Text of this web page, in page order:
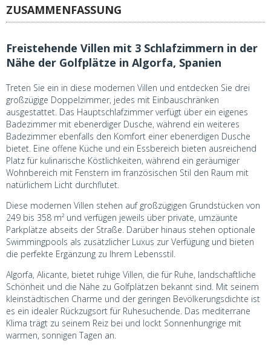
ZUSAMMENFASSUNG
Freistehende Villen mit 3 Schlafzimmern in der
Nähe der Golfplätze in Algorfa, Spanien
Treten Sie ein in diese modernen Villen und entdecken Sie drei
großzügige Doppelzimmer, jedes mit Einbauschränken
ausgestattet. Das Hauptschlafzimmer verfügt über ein eigenes
Badezimmer mit ebenerdiger Dusche, während ein weiteres
Badezimmer ebenfalls den Komfort einer ebenerdigen Dusche
bietet. Eine offene Küche und ein Essbereich bieten ausreichend
Platz für kulinarische Köstlichkeiten, während ein geräumiger
Wohnbereich mit Fenstern im französischen Stil den Raum mit
natürlichem Licht durchflutet.
Diese modernen Villen stehen auf großzügigen Grundstücken von
249 bis 358 m² und verfügen jeweils über private, umzäunte
Parkplätze abseits der Straße. Darüber hinaus stehen optionale
Swimmingpools als zusätzlicher Luxus zur Verfügung und bieten
die perfekte Ergänzung zu Ihrem Lebensstil.
Algorfa, Alicante, bietet ruhige Villen, die für Ruhe, landschaftliche
Schönheit und die Nähe zu Golfplätzen bekannt sind. Mit seinem
kleinstädtischen Charme und der geringen Bevölkerungsdichte ist
es ein idealer Rückzugsort für Ruhesuchende. Das mediterrane
Klima trägt zu seinem Reiz bei und lockt Sonnenhungrige mit
warmen, sonnigen Tagen an.